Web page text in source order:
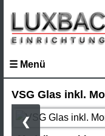
Startseite
Holz
Terrassendach
Alu
☰ Menü
VSG Glas inkl.
❮